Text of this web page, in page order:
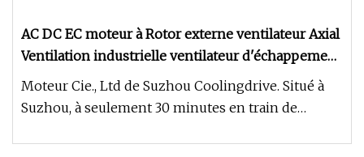
AC DC EC moteur à Rotor externe ventilateur Axial
Ventilation industrielle ventilateur d'échappement
ventilateur de refroidissement
200/250/300/315/350/400/450mm
Moteur Cie., Ltd de Suzhou Coolingdrive. Situé à
Suzhou, à seulement 30 minutes en train de